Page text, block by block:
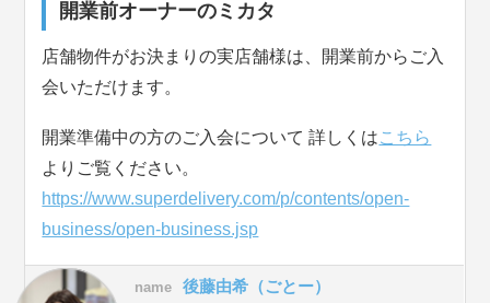
開業前オーナーのミカタ
店舗物件がお決まりの実店舗様は、開業前からご入
会いただけます。
開業準備中の方のご入会について 詳しくはこちら
よりご覧ください。
https://www.superdelivery.com/p/contents/open-
business/open-business.jsp
name 後藤由希（ごとー）